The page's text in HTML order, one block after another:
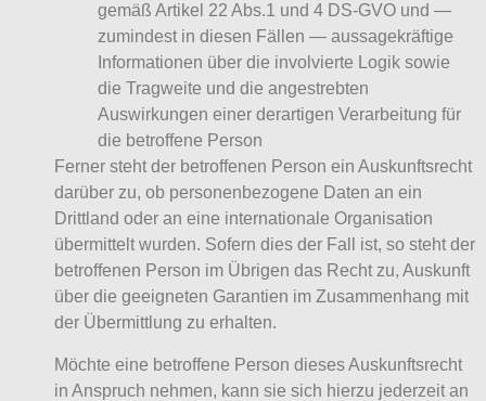
gemäß Artikel 22 Abs.1 und 4 DS-GVO und —
zumindest in diesen Fällen — aussagekräftige
Informationen über die involvierte Logik sowie
die Tragweite und die angestrebten
Auswirkungen einer derartigen Verarbeitung für
die betroffene Person
Ferner steht der betroffenen Person ein Auskunftsrecht
darüber zu, ob personenbezogene Daten an ein
Drittland oder an eine internationale Organisation
übermittelt wurden. Sofern dies der Fall ist, so steht der
betroffenen Person im Übrigen das Recht zu, Auskunft
über die geeigneten Garantien im Zusammenhang mit
der Übermittlung zu erhalten.
Möchte eine betroffene Person dieses Auskunftsrecht
in Anspruch nehmen, kann sie sich hierzu jederzeit an